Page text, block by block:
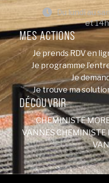
DÉCOUVRIR
CHEMINISTE
VANNESCHEMINISTE
MES ACTIONS
Je prends RDV en
Je programme
Je
Je trouve ma
Du lundi au
et